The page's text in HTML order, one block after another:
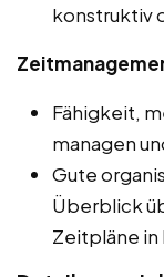
konstruktiv
Fähigkeit,
managen
Gute
Überblick
Zeitpläne in